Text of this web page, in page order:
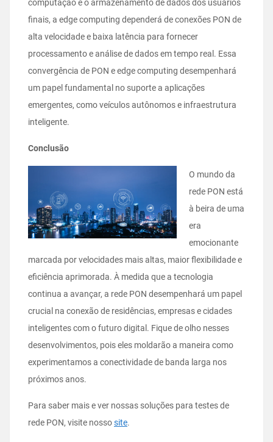
computação e o armazenamento de dados dos usuários
finais, a edge computing dependerá de conexões PON de
alta velocidade e baixa latência para fornecer
processamento e análise de dados em tempo real. Essa
convergência de PON e edge computing desempenhará
um papel fundamental no suporte a aplicações
emergentes, como veículos autônomos e infraestrutura
inteligente.
Conclusão
O mundo da
rede PON está
à beira de uma
era
emocionante
marcada por velocidades mais altas, maior flexibilidade e
eficiência aprimorada. À medida que a tecnologia
continua a avançar, a rede PON desempenhará um papel
crucial na conexão de residências, empresas e cidades
inteligentes com o futuro digital. Fique de olho nesses
desenvolvimentos, pois eles moldarão a maneira como
experimentamos a conectividade de banda larga nos
próximos anos.
Para saber mais e ver nossas soluções para testes de
rede PON, visite nossosite.